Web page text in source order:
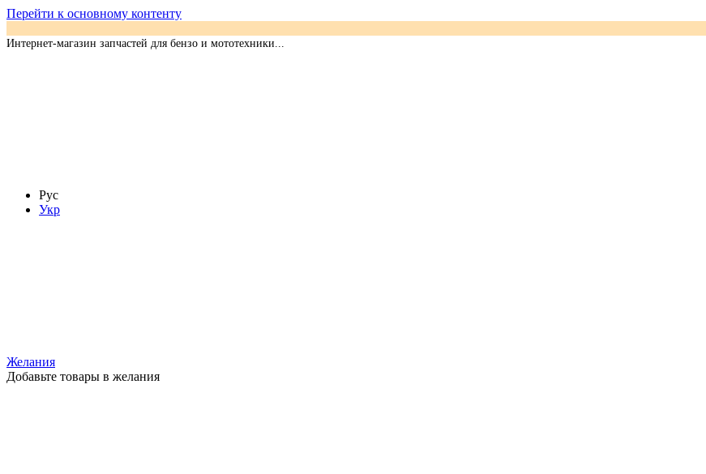
Перейти к основному контенту
Интернет-магазин запчастей для бензо и мототехники...
Рус
Укр
Желания
Добавьте товары в желания